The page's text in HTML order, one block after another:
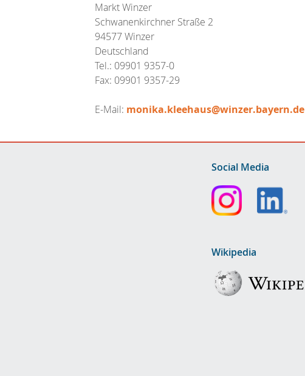
Markt Winzer
Schwanenkirchner Straße 2
94577 Winzer
Deutschland
Tel.: 09901 9357-0
Fax: 09901 9357-29
E-Mail: monika.kleehaus@winzer.bayern.de
Social Media
Wikipedia